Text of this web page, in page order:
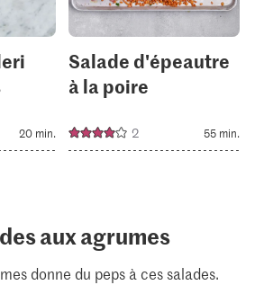
20 min.
Salade d'épeautre
à la poire
2 55 min.
aux agrumes
donne du peps à ces salades.